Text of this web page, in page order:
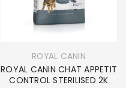
ROYAL CANIN
ROYAL CANIN CHAT APPETIT
CONTROL STERILISED 2K